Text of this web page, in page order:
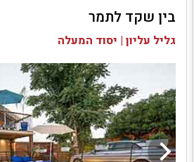
בדיקת זמינות ומחירים
בין שקד לתמר
גליל עליון | יסוד המעלה